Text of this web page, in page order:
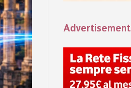
Advertisement